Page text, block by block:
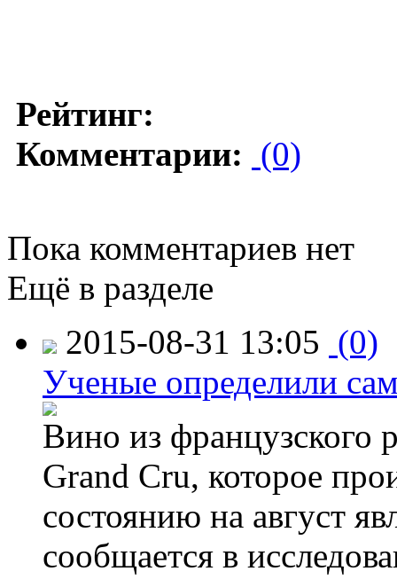
Рейтинг:
Комментарии: (0)
Пока комментариев нет
Ещё в разделе
2015-08-31 13:05 (0)
Ученые определили
Вино из французского
Grand Cru, которое
состоянию на август
сообщается в